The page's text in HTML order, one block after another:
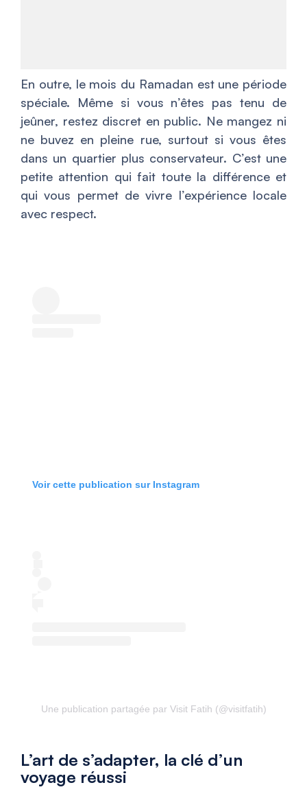
En outre, le mois du Ramadan est une période
spéciale. Même si vous n’êtes pas tenu de
jeûner, restez discret en public. Ne mangez ni
ne buvez en pleine rue, surtout si vous êtes
dans un quartier plus conservateur. C’est une
petite attention qui fait toute la différence et
qui vous permet de vivre l’expérience locale
avec respect.
Voir cette publication sur Instagram
Une publication partagée par Visit Fatih (@visitfatih)
L’art de s’adapter, la clé d’un
voyage réussi